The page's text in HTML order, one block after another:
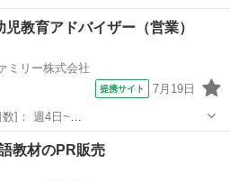
教育アドバイザー（営業）
ミリー株式会社
提携サイト 7月19日
[勤務地・最寄
選択可 ワールド・ファ...
教材のPR販売